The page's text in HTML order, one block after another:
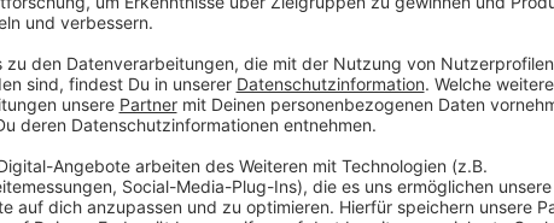
Seit dieser Woche werden auch kleine Kinder
Dort werden jetzt PCR-Lollitests durchgeführt.
Hintzsche weiter. Von den rund 370 KiTas in
Anzeige
Weitere Infos und Links zum Thema